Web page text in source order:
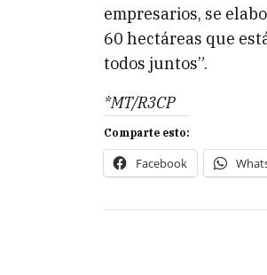
empresarios, se
60 hectáreas que
todos juntos”.
*MT/R3CP
Comparte esto:
Facebook